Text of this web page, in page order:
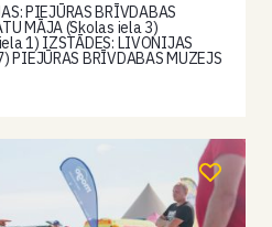
PIEJŪRAS BRĪVDABAS
MĀJA (Skolas iela 3)
1) IZSTĀDES: LIVONIJAS
PIEJŪRAS BRĪVDABAS MUZEJS